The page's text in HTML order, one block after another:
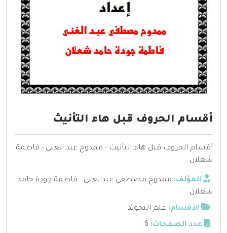
أقسام الحروف قبل هاء التأنيث
أقسام الحروف قبل هاء التأنيث - ممدوح عبد الغني - فاطمة
شعلان
المؤلف: ممدوح مصطفى عبدالغني - فاطمة جودة حامد
شعلان
الأقسام: علم التجويد
عدد الصفحات: 6